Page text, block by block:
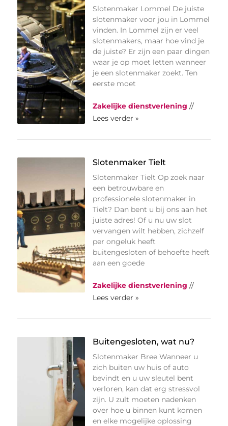
Slotenmaker Lommel De juiste
slotenmaker voor jou in Lommel
vinden. In Lommel zijn er veel
slotenmakers, maar hoe vind je
de juiste? Er zijn een paar dingen
waar je op moet letten wanneer
je een slotenmaker zoekt. Ten
eerste moet
Zakelijke dienstverlening //
Lees verder »
Slotenmaker Tielt
Slotenmaker Tielt Op zoek naar
een betrouwbare en
professionele slotenmaker in
Tielt? Dan bent u bij ons aan het
juiste adres! Of u nu uw slot
vervangen wilt hebben, zichzelf
per ongeluk heeft
buitengesloten of behoefte heeft
aan een goede
Zakelijke dienstverlening //
Lees verder »
Buitengesloten, wat nu?
Slotenmaker Bree Wanneer u
zich buiten uw huis of auto
bevindt en u uw sleutel bent
verloren, kan dat erg stressvol
zijn. U zult moeten nadenken
over hoe u binnen kunt komen
en elke mogelijke oplossing